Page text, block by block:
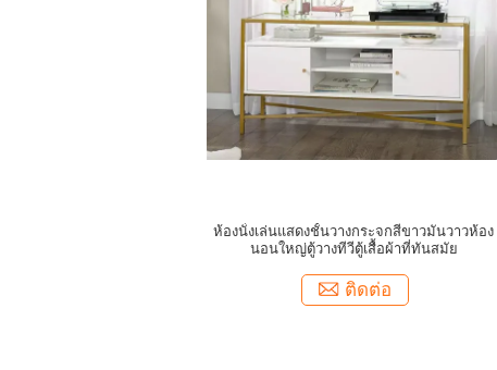
ห้องนั่งเล่นแสดงชั้นวางกระจกสีขาวมันวาวห้อง
นอนใหญ่ตู้วางทีวีตู้เสื้อผ้าที่ทันสมัย
ติดต่อ